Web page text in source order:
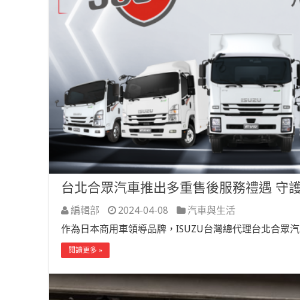
台北合眾汽車推出多重售後服務禮遇 守
編輯部 2024-04-08
汽車與生活
作為日本商用車領導品牌，ISUZU台灣總代理台北合眾
閱讀更多 »